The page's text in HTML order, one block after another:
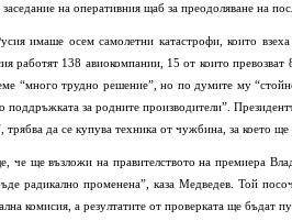
на оперативния щаб за преодоляване на
имаше осем самолетни катастрофи, които
работят 138 авиокомпании, 15 от които
“много трудно решение”, но по думите му
поддръжката за родните производители”.
трябва да се купува техника от чужбина, за което ще
че ще възложи на правителството на премиера
радикално променена”, каза Медведев. Той
комисия, а резултатите от проверката ще бъдат